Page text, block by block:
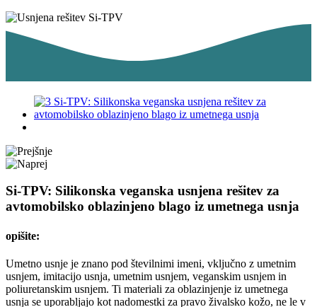
Si-TPV: Silikonska veganska usnjena rešitev za
avtomobilsko oblazinjeno blago iz umetnega usnja
opišite:
Umetno usnje je znano pod številnimi imeni, vključno z umetnim
usnjem, imitacijo usnja, umetnim usnjem, veganskim usnjem in
poliuretanskim usnjem. Ti materiali za oblazinjenje iz umetnega
usnja se uporabljajo kot nadomestki za pravo živalsko kožo, ne le v